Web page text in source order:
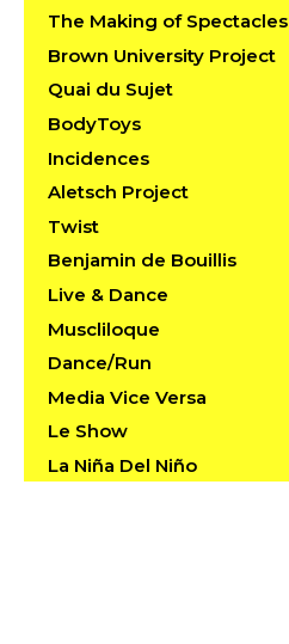
The Making of Spectacles
Brown University Project
Quai du Sujet
BodyToys
Incidences
Aletsch Project
Twist
Benjamin de Bouillis
Live & Dance
Muscliloque
Dance/Run
Media Vice Versa
Le Show
La Niña Del Niño